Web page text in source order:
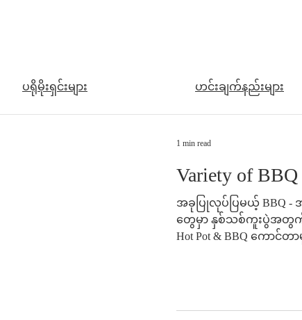
​ပရိုမိုးရှင်းများ ဟင်းချက်နည်းများ
Variety of BBQ
အခုပြုလုပ်ပြမယ့် BBQ - အ
တွေမှာ နှစ်သစ်ကူးပွဲအတွ
Hot Pot & BBQ ကောင်တာ
1 min read